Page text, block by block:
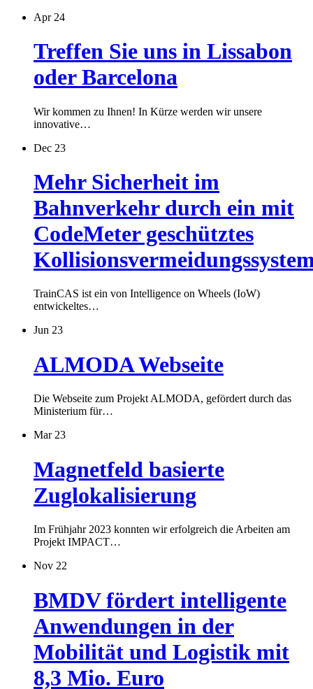
Apr 24
Treffen Sie uns in Lissabon
oder Barcelona
Wir kommen zu Ihnen! In Kürze werden wir unsere
innovative…
Dec 23
Mehr Sicherheit im
Bahnverkehr durch ein mit
CodeMeter geschütztes
TrainCAS ist ein von Intelligence on Wheels (IoW)
entwickeltes…
Jun 23
ALMODA Webseite
Die Webseite zum Projekt ALMODA, gefördert durch das
Ministerium für…
Mar 23
Magnetfeld basierte
Zuglokalisierung
Im Frühjahr 2023 konnten wir erfolgreich die Arbeiten am
Projekt IMPACT…
Nov 22
BMDV fördert intelligente
Anwendungen in der
Mobilität und Logistik mit
8,3 Mio. Euro